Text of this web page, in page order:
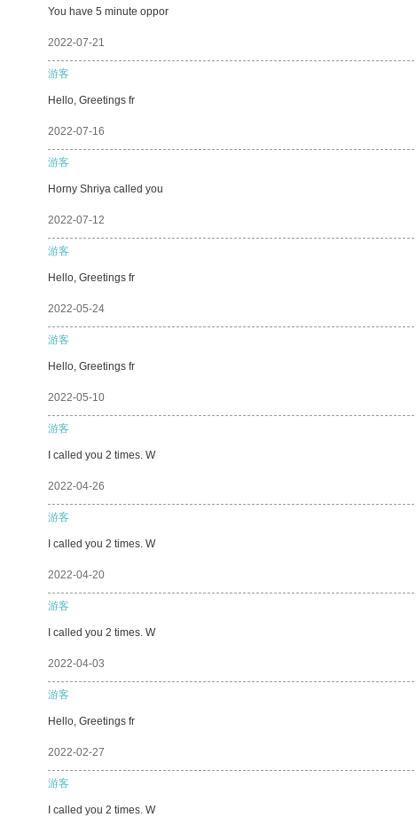
You have 5 minute oppor
2022-07-21
游客
Hello, Greetings fr
2022-07-16
游客
Horny Shriya called you
2022-07-12
游客
Hello, Greetings fr
2022-05-24
游客
Hello, Greetings fr
2022-05-10
游客
I called you 2 times. W
2022-04-26
游客
I called you 2 times. W
2022-04-20
游客
I called you 2 times. W
2022-04-03
游客
Hello, Greetings fr
2022-02-27
游客
I called you 2 times. W